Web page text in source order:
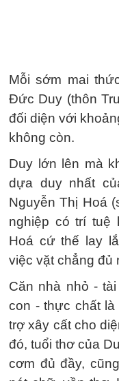
Mỗi sớm mai
Đức Duy (thôn
đối diện với
không còn.
Duy lớn lên mà
dựa duy nhất
Nguyễn Thị Hoá
nghiệp có trí tuệ
Hoá cứ thế lay
việc vặt chẳng đủ
Căn nhà nhỏ -
con - thực chất
trợ xây cất cho
đó, tuổi thơ của
cơm đủ đầy,